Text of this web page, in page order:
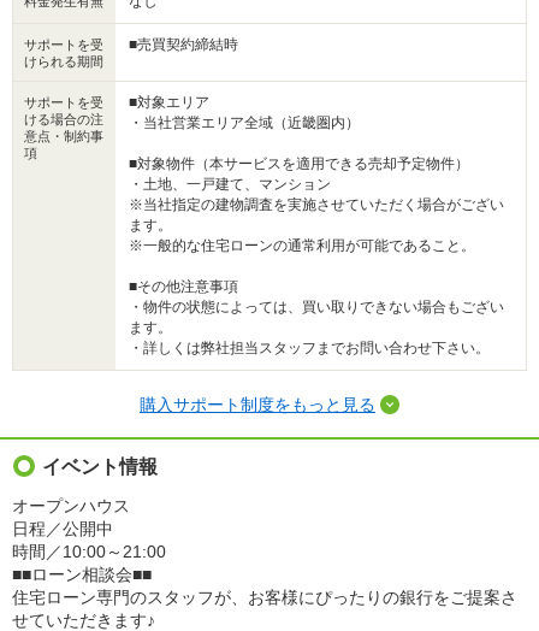
サポートを受
けられる期間
■売買契約締結時
サポートを受
ける場合の注
意点・制約事
項
■対象エリア
・当社営業エリア全域（近畿圏内）
■対象物件（本サービスを適用できる売却予定物件）
・土地、一戸建て、マンション
※当社指定の建物調査を実施させていただく場合がござい
ます。
※一般的な住宅ローンの通常利用が可能であること。
■その他注意事項
・物件の状態によっては、買い取りできない場合もござい
ます。
・詳しくは弊社担当スタッフまでお問い合わせ下さい。
購入サポート制度をもっと見る
イベント情報
オープンハウス
日程／公開中
時間／10:00～21:00
■■ローン相談会■■
住宅ローン専門のスタッフが、お客様にぴったりの銀行をご提案さ
せていただきます♪